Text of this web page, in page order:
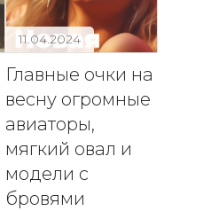
11.04.2024
Главные очки на
весну огромные
авиаторы,
мягкий овал и
модели с
бровями